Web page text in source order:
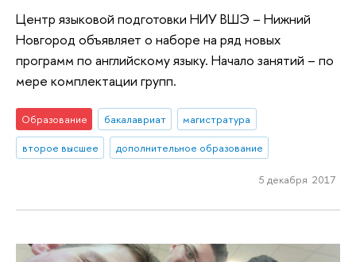
Центр языковой подготовки НИУ ВШЭ – Нижний
Новгород объявляет о наборе на ряд новых
программ по английскому языку. Начало занятий – по
мере комплектации групп.
Образование бакалавриат
магистратура
второе высшее
дополнительное образование
5 декабря 2017